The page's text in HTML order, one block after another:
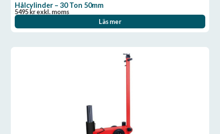
Hålcylinder – 30 Ton 50mm
5495krexkl. moms
Läs mer